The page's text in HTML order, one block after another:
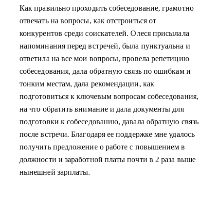
Как правильно проходить собеседование, грамотно
отвечать на вопросы, как отстроиться от
конкурентов среди соискателей. Олеся присылала
напоминания перед встречей, была пунктуальна и
ответила на все мои вопросы, провела репетицию
собеседования, дала обратную связь по ошибкам и
тонким местам, дала рекомендации, как
подготовиться к ключевым вопросам собеседования,
на что обратить внимание и дала документы для
подготовки к собеседованию, давала обратную связь
после встречи. Благодаря ее поддержке мне удалось
получить предложение о работе с повышением в
должности и заработной платы почти в 2 раза выше
нынешней зарплаты.